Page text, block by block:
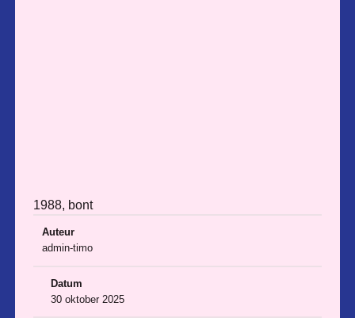
1988, bont
Auteur
admin-timo
Datum
30 oktober 2025